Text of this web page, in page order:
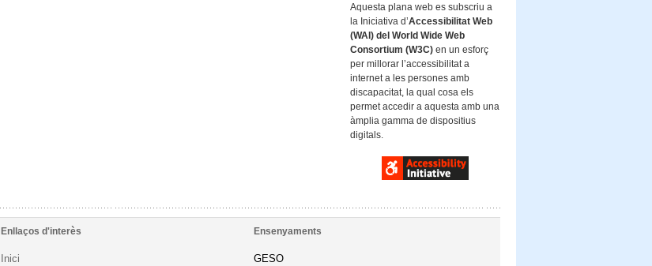
Aquesta plana web es subscriu a
la Iniciativa d’Accessibilitat Web
(WAI) del World Wide Web
Consortium (W3C) en un esforç
per millorar l’accessibilitat a
internet a les persones amb
discapacitat, la qual cosa els
permet accedir a aquesta amb una
àmplia gamma de dispositius
digitals.
Enllaços d'interès Ensenyaments
Inici
GESO